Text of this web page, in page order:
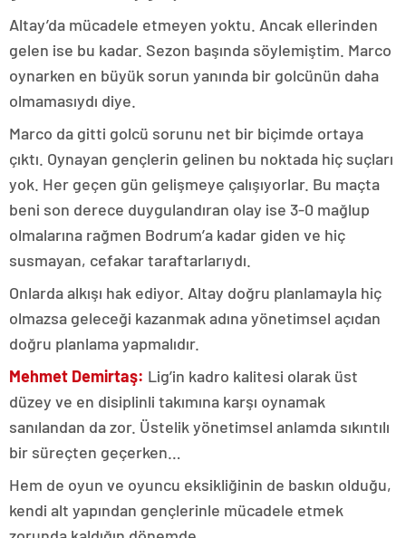
Altay’da mücadele etmeyen yoktu. Ancak ellerinden
gelen ise bu kadar. Sezon başında söylemiştim. Marco
oynarken en büyük sorun yanında bir golcünün daha
olmamasıydı diye.
Marco da gitti golcü sorunu net bir biçimde ortaya
çıktı. Oynayan gençlerin gelinen bu noktada hiç suçları
yok. Her geçen gün gelişmeye çalışıyorlar. Bu maçta
beni son derece duygulandıran olay ise 3-0 mağlup
olmalarına rağmen Bodrum’a kadar giden ve hiç
susmayan, cefakar taraftarlarıydı.
Onlarda alkışı hak ediyor. Altay doğru planlamayla hiç
olmazsa geleceği kazanmak adına yönetimsel açıdan
doğru planlama yapmalıdır.
Mehmet Demirtaş: Lig’in kadro kalitesi olarak üst
düzey ve en disiplinli takımına karşı oynamak
sanılandan da zor. Üstelik yönetimsel anlamda sıkıntılı
bir süreçten geçerken…
Hem de oyun ve oyuncu eksikliğinin de baskın olduğu,
kendi alt yapından gençlerinle mücadele etmek